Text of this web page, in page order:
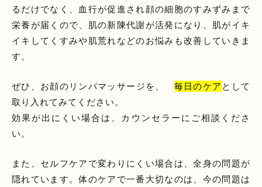
るだけでなく、血行が促進され顔の細胞のすみずみまで
栄養が届くので、肌の新陳代謝が活発になり、肌がイキ
イキしてくすみや肌荒れなどのお悩みも改善していきま
す。
ぜひ、お顔のリンパマッサージを、 毎日のケア として
取り入れてみてください。
効果が出にくい場合は、カウンセラーにご相談くださ
い。
また、セルフケアで変わりにくい場合は、全身の問題が
隠れています。体のケアで一番大切なのは、今の問題は